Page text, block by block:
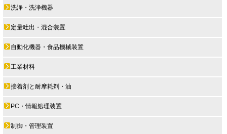
洗浄・洗浄機器
定量吐出・混合装置
自動化機器・食品機械装置
工業材料
接着剤と耐摩耗剤・油
PC・情報処理装置
制御・管理装置